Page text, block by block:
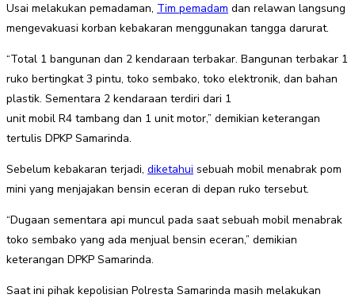
Usai melakukan pemadaman, Tim pemadam dan relawan langsung
mengevakuasi korban kebakaran menggunakan tangga darurat.
“Total 1 bangunan dan 2 kendaraan terbakar. Bangunan terbakar 1
ruko bertingkat 3 pintu, toko sembako, toko elektronik, dan bahan
plastik. Sementara 2 kendaraan terdiri dari 1
unit mobil R4 tambang dan 1 unit motor,” demikian keterangan
tertulis DPKP Samarinda.
Sebelum kebakaran terjadi, diketahui sebuah mobil menabrak pom
mini yang menjajakan bensin eceran di depan ruko tersebut.
“Dugaan sementara api muncul pada saat sebuah mobil menabrak
toko sembako yang ada menjual bensin eceran,” demikian
keterangan DPKP Samarinda.
Saat ini pihak kepolisian Polresta Samarinda masih melakukan